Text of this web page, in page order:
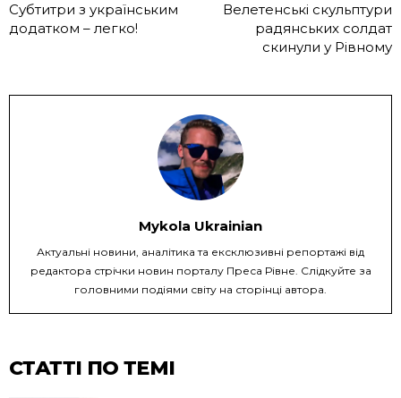
Субтитри з українським
додатком – легко!
Велетенські скульптури
радянських солдат
скинули у Рівному
Mykola Ukrainian
Актуальні новини, аналітика та ексклюзивні репортажі від
редактора стрічки новин порталу Преса Рівне. Слідкуйте за
головними подіями світу на сторінці автора.
СТАТТІ ПО ТЕМІ